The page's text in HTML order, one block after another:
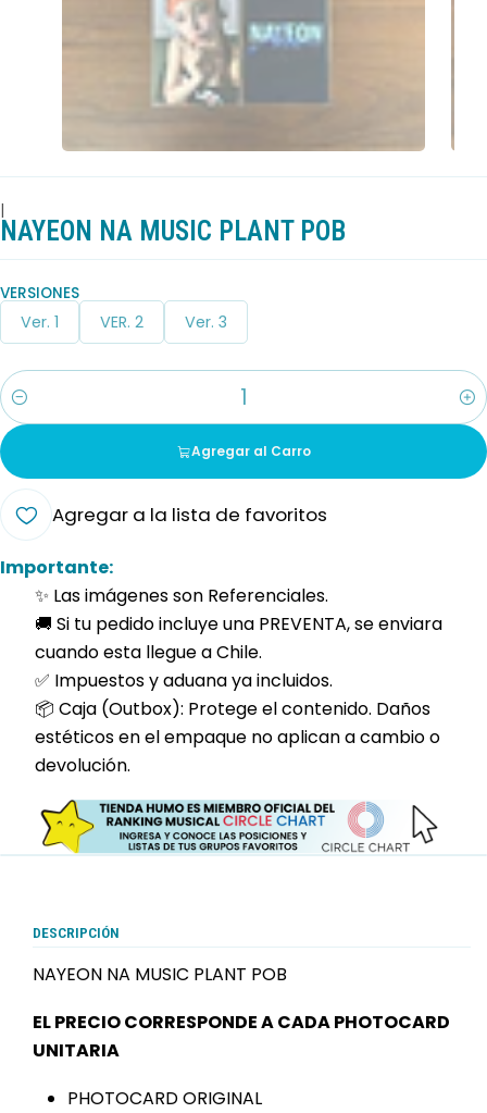
|
NAYEON NA MUSIC PLANT POB
VERSIONES
Ver. 1 VER. 2 Ver. 3
Cantidad
Agregar al Carro
Agregar a la lista de favoritos
Importante:
✨ Las imágenes son Referenciales.
🚚 Si tu pedido incluye una PREVENTA, se enviara
cuando esta llegue a Chile.
✅ Impuestos y aduana ya incluidos.
📦 Caja (Outbox): Protege el contenido. Daños
estéticos en el empaque no aplican a cambio o
devolución.
DESCRIPCIÓN
NAYEON NA MUSIC PLANT POB
EL PRECIO CORRESPONDE A CADA PHOTOCARD
UNITARIA
PHOTOCARD ORIGINAL